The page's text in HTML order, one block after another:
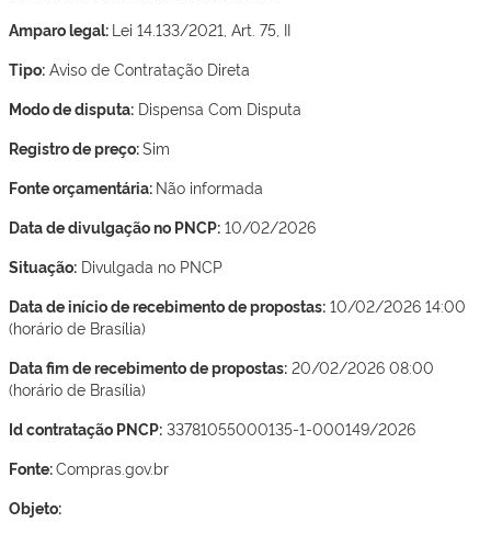
Amparo legal: Lei 14.133/2021, Art. 75, II
Tipo: Aviso de Contratação Direta
Modo de disputa: Dispensa Com Disputa
Registro de preço:Sim
Fonte orçamentária: Não informada
Data de divulgação no PNCP: 10/02/2026
Situação: Divulgada no PNCP
Data de início de recebimento de propostas: 10/02/2026 14:00
(horário de Brasília)
Data fim de recebimento de propostas: 20/02/2026 08:00
(horário de Brasília)
Id contratação PNCP: 33781055000135-1-000149/2026
Fonte:Compras.gov.br
Objeto: